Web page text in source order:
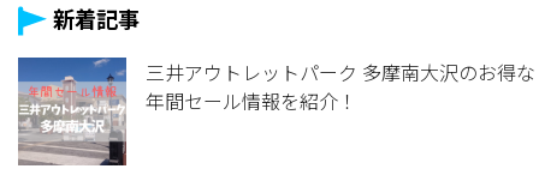
新着記事
三井アウトレットパーク 多摩南大沢のお得な
年間セール情報を紹介！